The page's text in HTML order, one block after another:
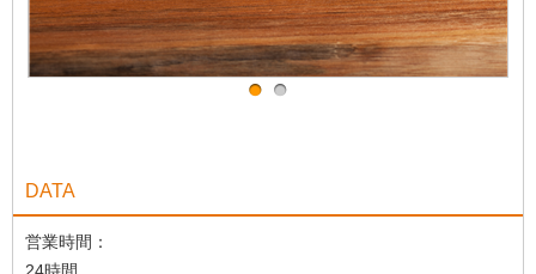
DATA
営業時間：